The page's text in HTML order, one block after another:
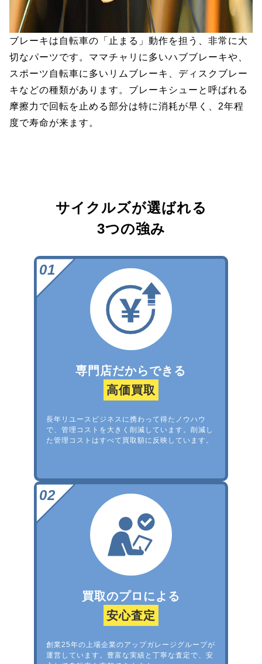
ブレーキは自転車の「止まる」動作を担う、非常に大
切なパーツです。ママチャリに多いハブブレーキや、
スポーツ自転車に多いリムブレーキ、ディスクブレー
キなどの種類があります。ブレーキシューと呼ばれる
摩擦力で回転を止める部分は特に消耗が早く、2年程
度で寿命が来ます。
サイクルズが選ばれる
3つの強み
専門店だからできる
高価買取
長年リユースビジネスに携わって得たノウハウ
で、管理コストを大きく削減しています。削減し
た管理コストはすべて買取額に反映しています。
買取のプロによる
安心査定
創業25年の上場企業のアップガレージグループが
運営しています。豊富な実績と丁寧な査定で、安